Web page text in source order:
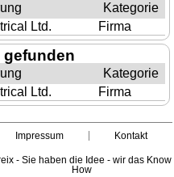
Kategorie
Ltd. Firma
gefunden
Kategorie
Ltd. Firma
Impressum Kontakt
- Sie haben die Idee - wir das Know
How